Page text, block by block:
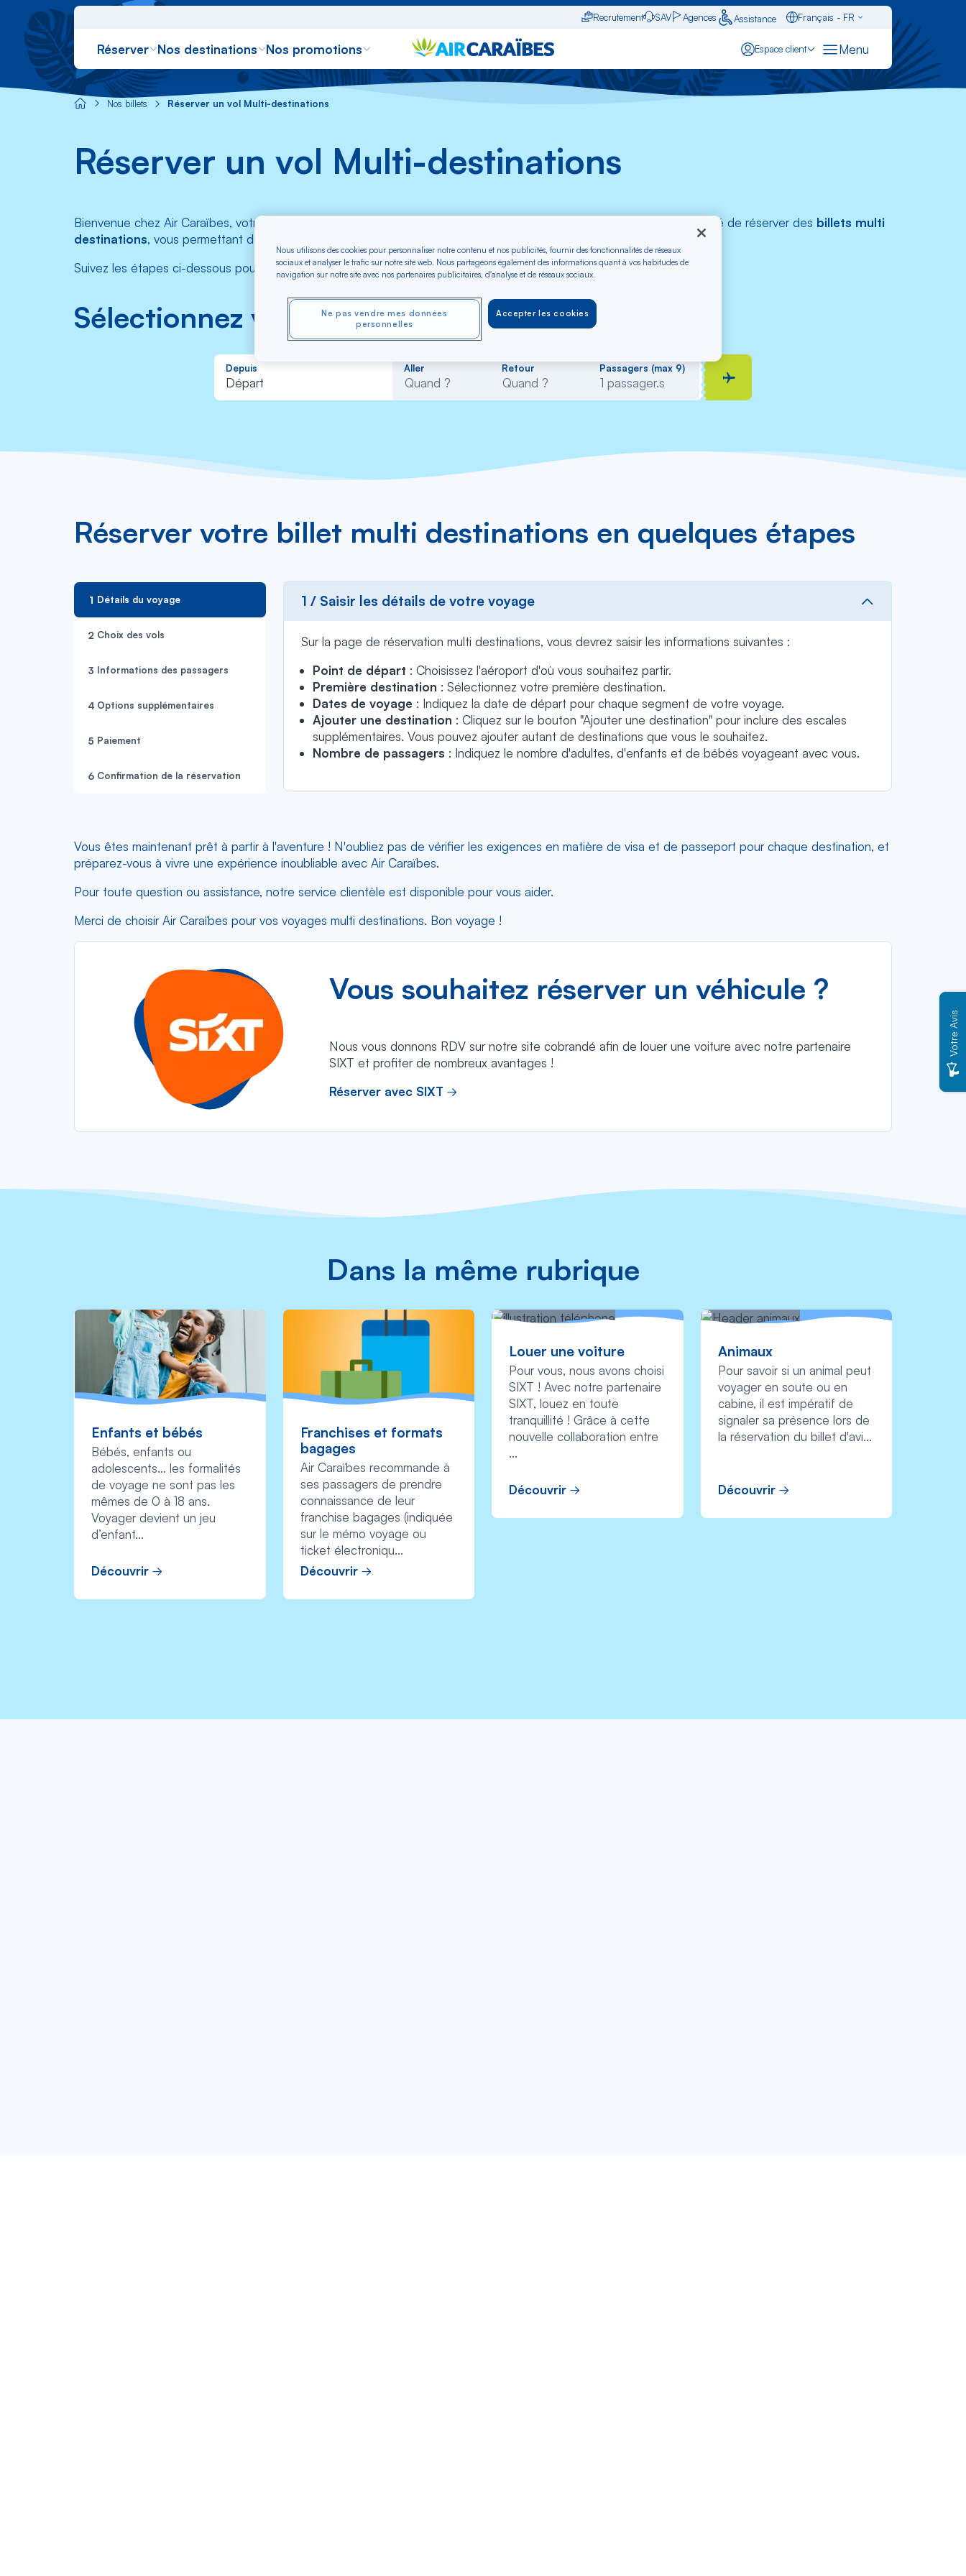
Recrutement SAV Agences Assistance
Français - FR
Español - ES
Réserver Nos destinations Nos promotions Espace client Menu
Réserver un vol Gérer ma réservation M'enregistrer en ligne Statut des vols
Aircaraibes.com
Nos billets Réserver un vol Multi-destinations
Réserver un vol Multi-destinations
Bienvenue chez Air Caraïbes, votre spécialiste des vols vers les Caraïbes. Nous sommes ravis de vous offrir la possibilité de réserver des billets multi
destinations, vous permettant de découvrir plusieurs destinations en un seul voyage.
Suivez les étapes ci-dessous pour réserver votre billet multi destinations et vivre une expérience inoubliable.
Sélectionnez votre vol
Depuis
Départ
Rechercher
dans
Aller Retour Passagers (max 9)
Réserver votre billet multi destinations en quelques étapes
Détails du voyage
Choix des vols
Informations des passagers
Options supplémentaires
Paiement
Confirmation de la réservation
1 / Saisir les détails de votre voyage
Sur la page de réservation multi destinations, vous devrez saisir les informations suivantes :
Point de départ : Choisissez l'aéroport d'où vous souhaitez partir.
Première destination : Sélectionnez votre première destination.
Dates de voyage : Indiquez la date de départ pour chaque segment de votre voyage.
Ajouter une destination : Cliquez sur le bouton "Ajouter une destination" pour inclure des escales
supplémentaires. Vous pouvez ajouter autant de destinations que vous le souhaitez.
Nombre de passagers : Indiquez le nombre d'adultes, d'enfants et de bébés voyageant avec vous.
Vous êtes maintenant prêt à partir à l'aventure ! N'oubliez pas de vérifier les exigences en matière de visa et de passeport pour chaque destination, et
préparez-vous à vivre une expérience inoubliable avec Air Caraïbes.
Pour toute question ou assistance, notre service clientèle est disponible pour vous aider.
Merci de choisir Air Caraïbes pour vos voyages multi destinations. Bon voyage !
Vous souhaitez réserver un véhicule ?
Nous vous donnons RDV sur notre site cobrandé afin de louer une voiture avec notre partenaire
SIXT et profiter de nombreux avantages !
Réserver avec SIXT
Dans la même rubrique
Enfants et bébés
Bébés, enfants ou
adolescents… les formalités
de voyage ne sont pas les
mêmes de 0 à 18 ans.
Voyager devient un jeu
d’enfant...
Découvrir
Franchises et formats
bagages
Air Caraïbes recommande à
ses passagers de prendre
connaissance de leur
franchise bagages (indiquée
sur le mémo voyage ou
ticket électroniqu...
Découvrir
Louer une voiture
Pour vous, nous avons choisi
SIXT ! Avec notre partenaire
SIXT, louez en toute
tranquillité ! Grâce à cette
nouvelle collaboration entre
...
Découvrir
Animaux
Pour savoir si un animal peut
voyager en soute ou en
cabine, il est impératif de
signaler sa présence lors de
la réservation du billet d'avi...
Découvrir
Nous utilisons des cookies pour personnaliser notre contenu et nos publicités, fournir des fonctionnalités de réseaux
sociaux et analyser le trafic sur notre site web. Nous partageons également des informations quant à vos habitudes de
navigation sur notre site avec nos partenaires publicitaires, d'analyse et de réseaux sociaux.
Accepter les cookies
Ne pas vendre mes données
personnelles
Votre Avis